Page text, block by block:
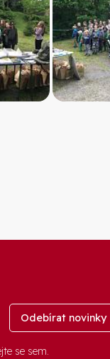
Odebírat novinky
se sem.